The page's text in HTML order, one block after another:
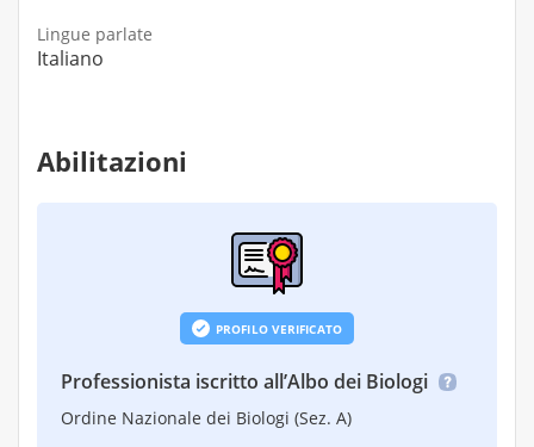
Lingue parlate
Italiano
Abilitazioni
PROFILO VERIFICATO
Professionista iscritto all’Albo dei Biologi
Ordine Nazionale dei Biologi (Sez. A)